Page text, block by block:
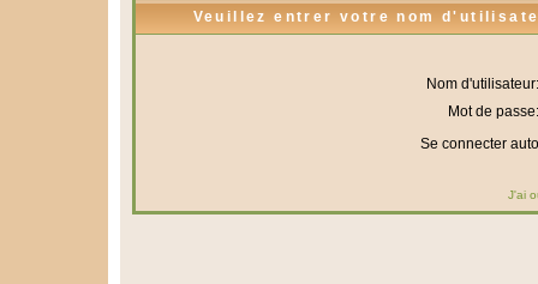
Veuillez entrer votre nom
Nom d'utilisateur:
Mot de passe:
Se connecter
J'ai